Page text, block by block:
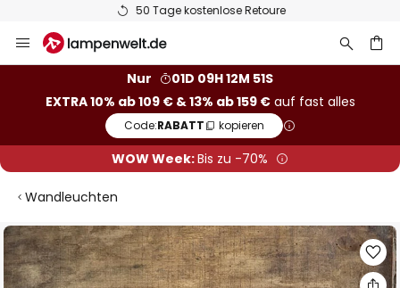
50 Tage kostenlose Retoure
Inhalt
Nur
01D 09H 12M 50S
EXTRA 10% ab 109 € & 13% ab 159 €auf fast alles
Code:RABATT kopieren
WOW Week:Bis zu -70%
Wandleuchten
Zum
Ende
der